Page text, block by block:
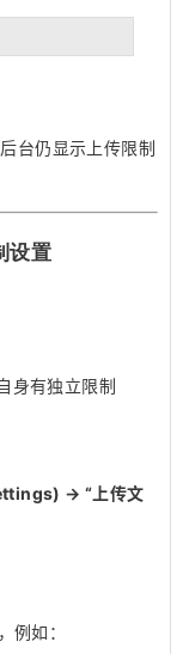
台仍显示上传限制
设置
身有独立限制
→ “上传文
例如：